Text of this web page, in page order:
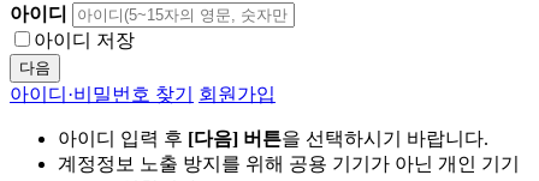
아이디
아이디 저장
다음
아이디·비밀번호 찾기 회원가입
아이디 입력 후 [다음] 버튼을 선택하시기 바랍니다.
계정정보 노출 방지를 위해 공용 기기가 아닌 개인 기기